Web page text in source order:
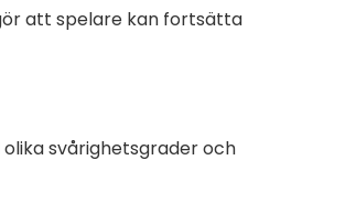
att spelare kan fortsätta
svårighetsgrader och